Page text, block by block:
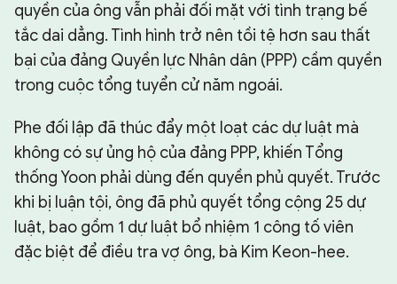
quyền của ông vẫn phải đối mặt với tình trạng bế
tắc dai dẳng. Tình hình trở nên tồi tệ hơn sau thất
bại của đảng Quyền lực Nhân dân (PPP) cầm quyền
trong cuộc tổng tuyển cử năm ngoái.
Phe đối lập đã thúc đẩy một loạt các dự luật mà
không có sự ủng hộ của đảng PPP, khiến Tổng
thống Yoon phải dùng đến quyền phủ quyết. Trước
khi bị luận tội, ông đã phủ quyết tổng cộng 25 dự
luật, bao gồm 1 dự luật bổ nhiệm 1 công tố viên
đặc biệt để điều tra vợ ông, bà Kim Keon-hee.